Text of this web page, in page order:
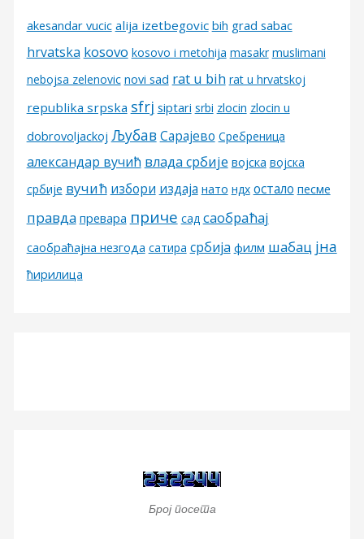
akesandar vucic alija izetbegovic bih grad sabac
hrvatska kosovo kosovo i metohija masakr muslimani
nebojsa zelenovic novi sad rat u bih rat u hrvatskoj
republika srpska sfrj siptari srbi zlocin zlocin u
dobrovoljackoj Љубав Сарајево Сребреница
александар вучић влада србије војска војска
србије вучић избори издаја нато ндх остало песме
правда превара приче сад саобраћај
саобраћајна незгода сатира србија филм шабац јна
ћирилица
Број посета